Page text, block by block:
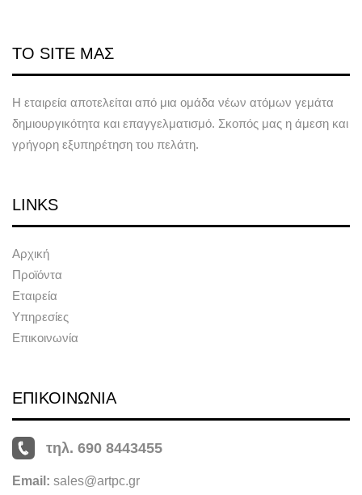
ΤΟ SITE ΜΑΣ
Η εταιρεία αποτελείται από μια ομάδα νέων ατόμων γεμάτα
δημιουργικότητα και επαγγελματισμό. Σκοπός μας η άμεση και
γρήγορη εξυπηρέτηση του πελάτη.
LINKS
Αρχική
Προϊόντα
Εταιρεία
Υπηρεσίες
Επικοινωνία
ΕΠΙΚΟΙΝΩΝΙΑ
τηλ. 690 8443455
Email: sales@artpc.gr